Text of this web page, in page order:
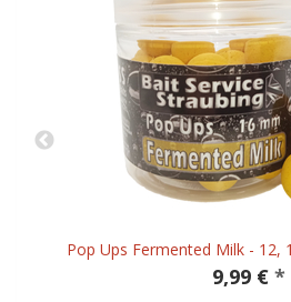
Pop Ups Fermented Milk - 12,
9,99 € *